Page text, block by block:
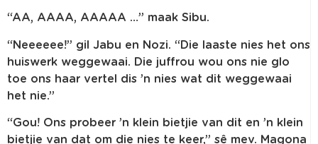
“AA, AAAA, AAAAA …” maak Sibu.
“Neeeeee!” gil Jabu en Nozi. “Die laaste nies het ons
huiswerk weggewaai. Die juffrou wou ons nie glo
toe ons haar vertel dis ’n nies wat dit weggewaai
het nie.”
“Gou! Ons probeer ’n klein bietjie van dit en ’n klein
bietjie van dat om die nies te keer,” sê mev. Magona